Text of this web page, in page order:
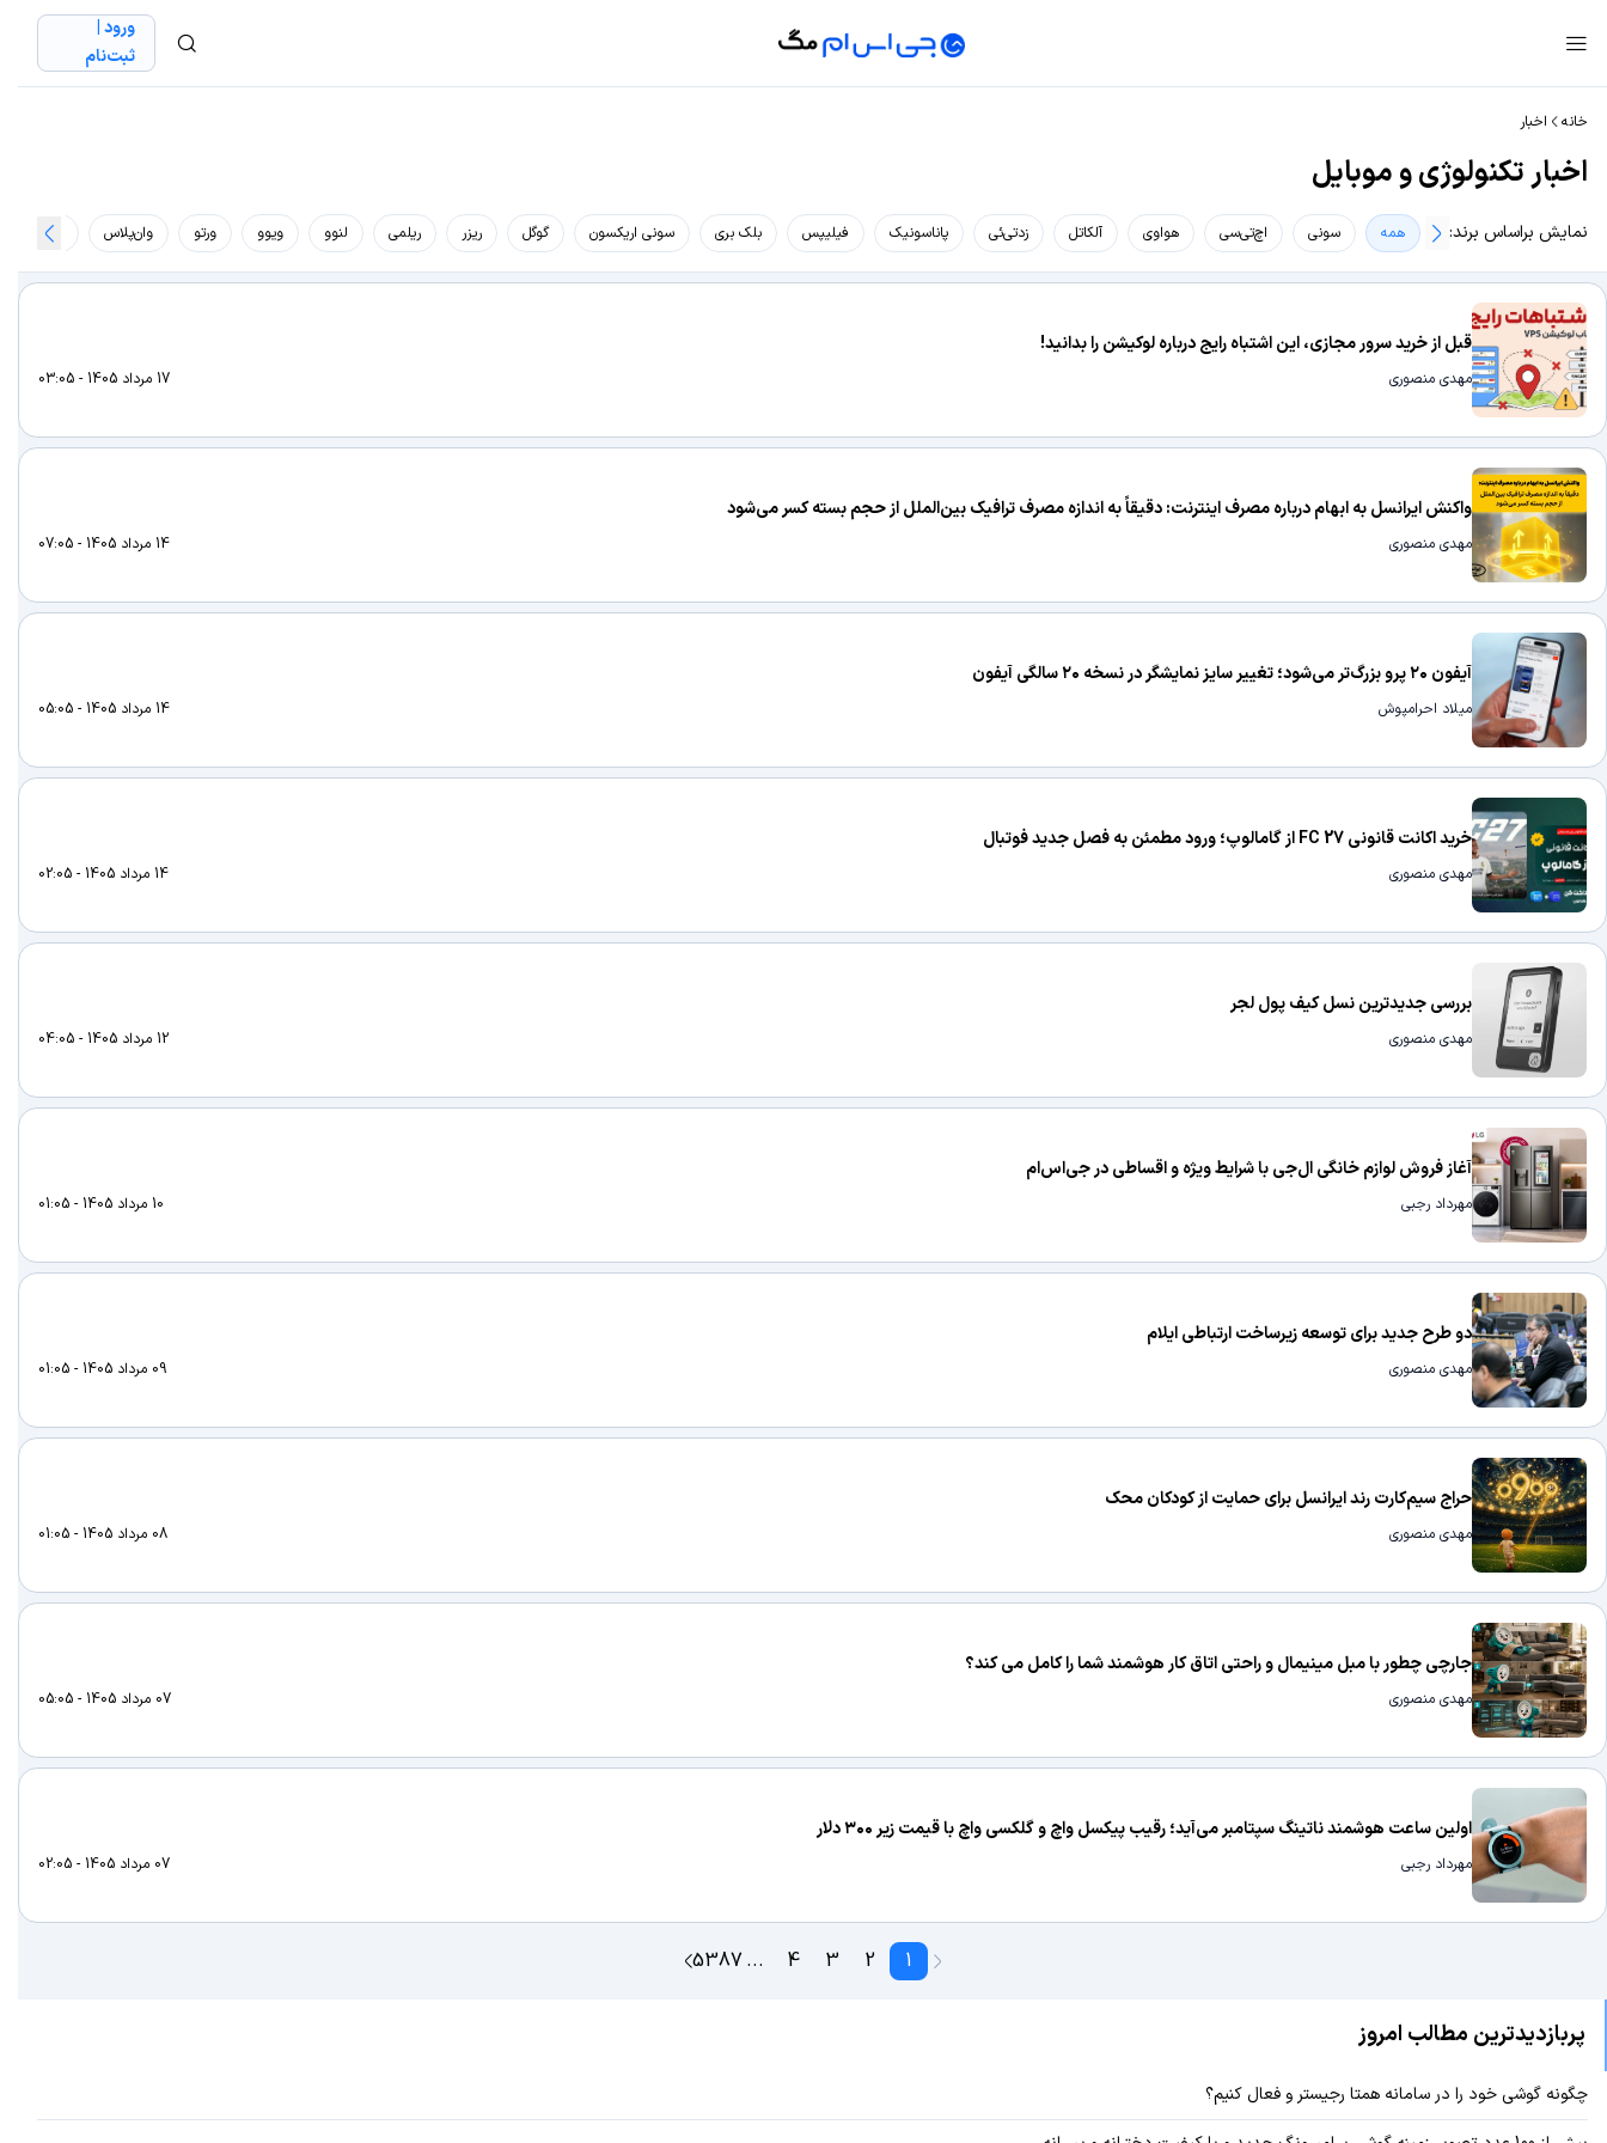
ورود |
ثبت‌نام
خانه اخبار
اخبار تکنولوژی و موبایل
نمایش براساس برند: همه سونی اچ‌تی‌سی هواوی آلکاتل زد‌تی‌ئی پاناسونیک فیلیپس بلک بری سونی اریکسون گوگل ریزر ریلمی لنوو ویوو ورتو وان‌پلاس ساژم
قبل از خرید سرور مجازی، این اشتباه رایج درباره لوکیشن را بدانید!
مهدی منصوری 17 مرداد 1405 - 03:05
واکنش ایرانسل به ابهام درباره مصرف اینترنت: دقیقاً به اندازه مصرف ترافیک بین‌الملل از حجم بسته کسر می‌شود
مهدی منصوری 14 مرداد 1405 - 07:05
آیفون ۲۰ پرو بزرگ‌تر می‌شود؛ تغییر سایز نمایشگر در نسخه ۲۰ سالگی آیفون
میلاد احرامپوش 14 مرداد 1405 - 05:05
خرید اکانت قانونی FC 27 از گامالوپ؛ ورود مطمئن به فصل جدید فوتبال
مهدی منصوری 14 مرداد 1405 - 02:05
بررسی جدیدترین نسل کیف پول لجر
مهدی منصوری 12 مرداد 1405 - 04:05
آغاز فروش لوازم خانگی ال‌جی با شرایط ویژه و اقساطی در جی‌اس‌ام
مهرداد رجبی 10 مرداد 1405 - 01:05
دو طرح جدید برای توسعه زیرساخت ارتباطی ایلام
مهدی منصوری 09 مرداد 1405 - 01:05
حراج سیم‌کارت رند ایرانسل برای حمایت از کودکان محک
مهدی منصوری 08 مرداد 1405 - 01:05
جارچی چطور با مبل مینیمال و راحتی اتاق کار هوشمند شما را کامل می کند؟
مهدی منصوری 07 مرداد 1405 - 05:05
اولین ساعت هوشمند ناتینگ سپتامبر می‌آید؛ رقیب پیکسل واچ و گلکسی واچ با قیمت زیر ۳۰۰ دلار
مهرداد رجبی 07 مرداد 1405 - 02:05
پربازدیدترین مطالب امروز
چگونه گوشی خود را در سامانه همتا رجیستر و فعال کنیم؟
1
2
3
4
...
5387